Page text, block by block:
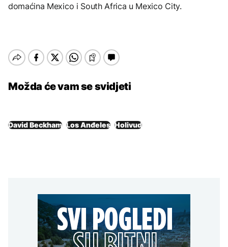
domaćina Mexico i South Africa u Mexico City.
Možda će vam se svidjeti
David Beckham Los Anđeles Holivud